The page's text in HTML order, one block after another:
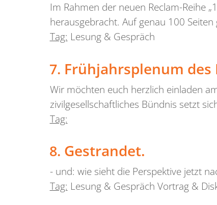
Im Rahmen der neuen Reclam-Reihe
herausgebracht. Auf genau 100
Tag: Lesung & Gespräch
Frühjahrsplenum
Wir möchten euch herzlich einladen
zivilgesellschaftliches Bündnis setzt
Tag:
Gestrandet.
- und: wie sieht die Perspektive jetzt
Tag: Lesung & Gespräch Vortrag &